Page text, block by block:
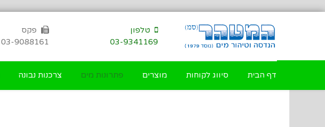
דילוג
טלפון
03-9341169
פקס
03-9088161
דף הבית סיווג לקוחות מוצרים פתרונות מים צרכנות נבונה